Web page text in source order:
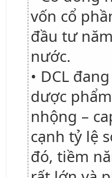
vốn cổ
đầu tư
nước.
• DCL
dược
nhộng –
cạnh tỷ lệ
đó, tiềm